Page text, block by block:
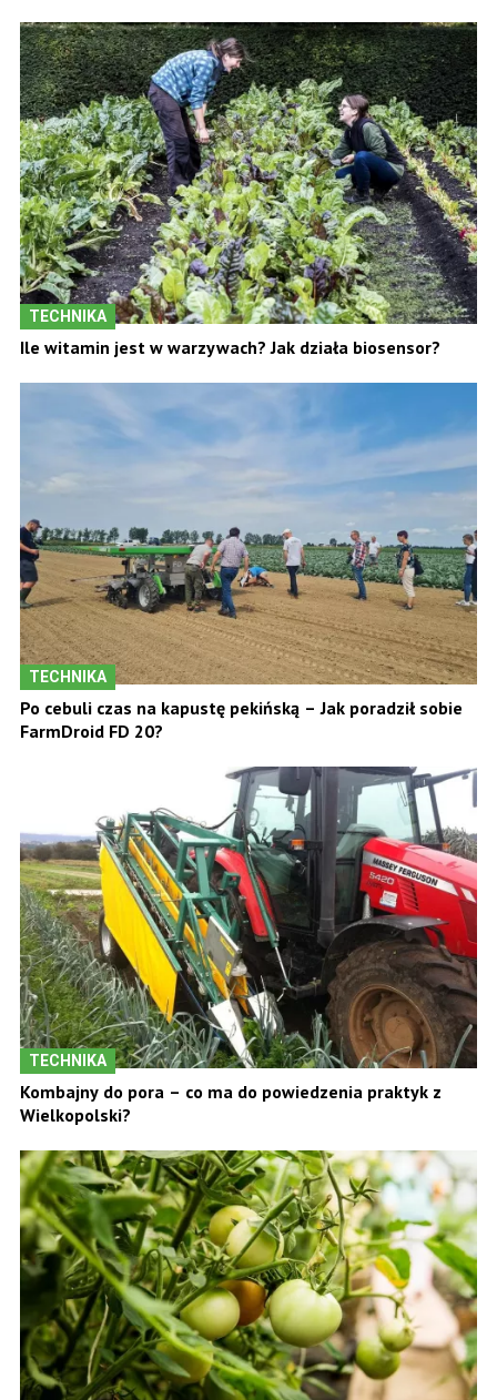
TECHNIKA
Ile witamin jest w warzywach? Jak działa biosensor?
TECHNIKA
Po cebuli czas na kapustę pekińską – Jak poradził sobie
FarmDroid FD 20?
TECHNIKA
Kombajny do pora – co ma do powiedzenia praktyk z
Wielkopolski?